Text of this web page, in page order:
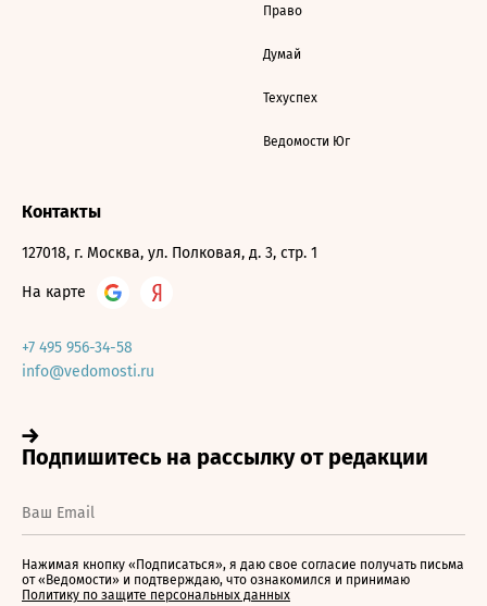
Право
Думай
Техуспех
Ведомости Юг
Контакты
127018, г. Москва, ул. Полковая, д. 3, стр. 1
На карте
+7 495 956-34-58
info@vedomosti.ru
Нажимая кнопку «Подписаться», я даю свое согласие получать письма
от «Ведомости» и подтверждаю, что ознакомился и принимаю
Политику по защите персональных данных